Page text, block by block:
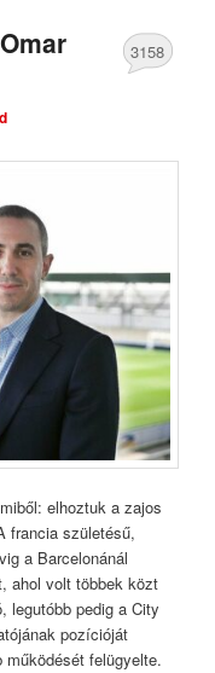
3158
elhoztuk a zajos
francia születésű,
a Barcelonánál
ahol volt többek közt
legutóbb pedig a City
pozícióját
felügyelte.